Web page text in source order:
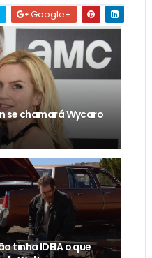
Google+
se chamará Wycaro
tinha IDEIA o que